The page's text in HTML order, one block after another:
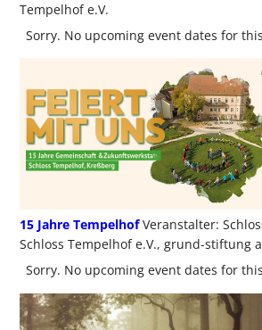
Tempelhof e.V.
Sorry. No upcoming event dates for
15 Jahre Tempelhof Veranstalter:
Schloss Tempelhof e.V., grund-stiftung
Sorry. No upcoming event dates for